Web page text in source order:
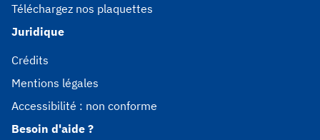
Téléchargez nos plaquettes
Juridique
Crédits
Mentions légales
Accessibilité : non conforme
Besoin d'aide ?